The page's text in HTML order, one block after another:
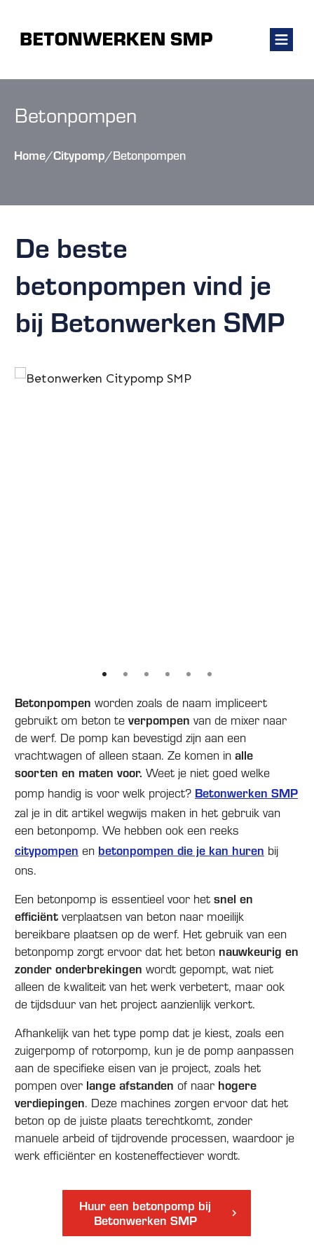
Betonpompen
Home/Citypomp/Betonpompen
De beste
betonpompen vind je
bij Betonwerken SMP
Betonpompen worden zoals de naam impliceert
gebruikt om beton te verpompen van de mixer naar
de werf. De pomp kan bevestigd zijn aan een
vrachtwagen of alleen staan. Ze komen in alle
soorten en maten voor. Weet je niet goed welke
pomp handig is voor welk project? Betonwerken SMP
zal je in dit artikel wegwijs maken in het gebruik van
een betonpomp. We hebben ook een reeks
citypompen en betonpompen die je kan huren bij
ons.
Een betonpomp is essentieel voor het snel en
efficiënt verplaatsen van beton naar moeilijk
bereikbare plaatsen op de werf. Het gebruik van een
betonpomp zorgt ervoor dat het beton nauwkeurig en
zonder onderbrekingen wordt gepompt, wat niet
alleen de kwaliteit van het werk verbetert, maar ook
de tijdsduur van het project aanzienlijk verkort.
Afhankelijk van het type pomp dat je kiest, zoals een
zuigerpomp of rotorpomp, kun je de pomp aanpassen
aan de specifieke eisen van je project, zoals het
pompen over lange afstanden of naar hogere
verdiepingen. Deze machines zorgen ervoor dat het
beton op de juiste plaats terechtkomt, zonder
manuele arbeid of tijdrovende processen, waardoor je
werk efficiënter en kosteneffectiever wordt.
Huur een betonpomp bij
Betonwerken SMP